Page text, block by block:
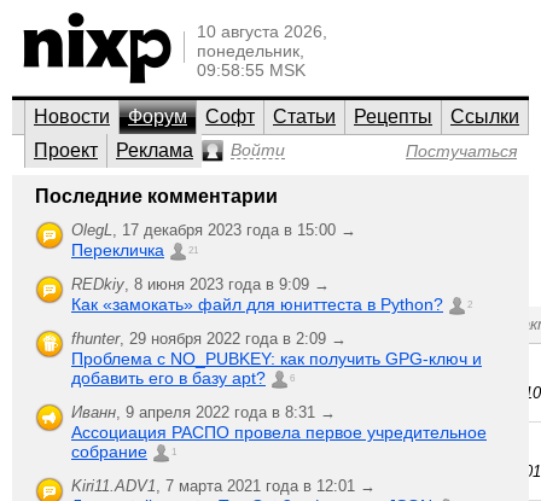
10 августа 2026,
понедельник,
09:58:55 MSK
Новости Форум Софт Статьи Рецепты
Ссылки
Проект
Реклама Войти Постучаться
*BSD и другие системы
GNU/Linux, UNIX, Open Source
Все семейство *BSD, Solaris и OpenSolaris, менее
популярные ОС (HP-UX, IBM AIX, IRIX, Plan 9…) и общие
вопросы по UNIX.
Последняя
Взаимосвязь NAT и named 1 6
rgo,
5 ноября
FreeBSD управление
оборотами кулера
4
прочитали
15 ноября
Последние комментарии
OlegL, 17 декабря 2023 года в 15:00 →
Перекличка 21
REDkiy, 8 июня 2023 года в 9:09 →
Как «замокать» файл для юниттеста в Python? 2
fhunter, 29 ноября 2022 года в 2:09 →
Проблема с NO_PUBKEY: как получить GPG-ключ и
добавить его в базу apt?
6
Иванн, 9 апреля 2022 года в 8:31 →
Ассоциация РАСПО провела первое учредительное
собрание
1
Kiri11.ADV1, 7 марта 2021 года в 12:01 →